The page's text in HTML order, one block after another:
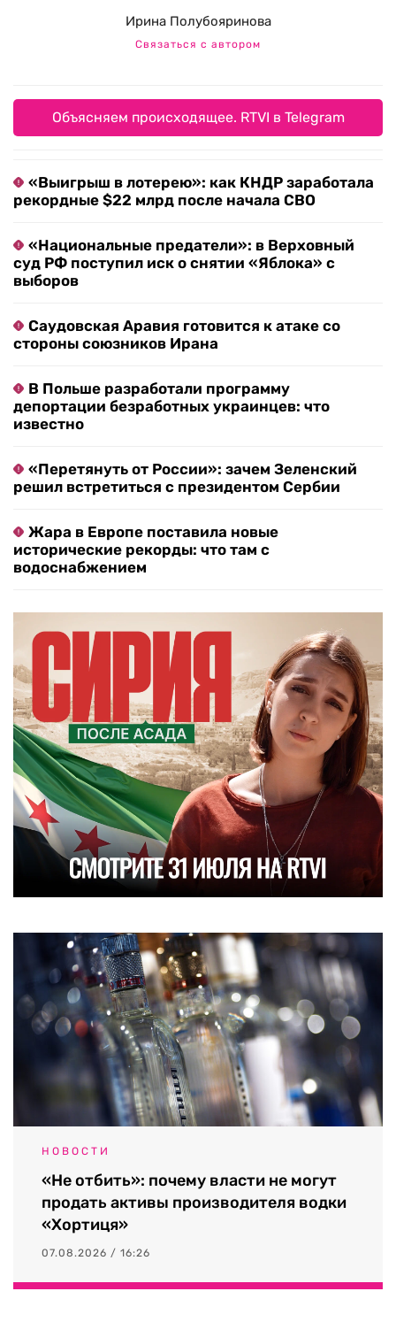
Ирина Полубояринова
Связаться с автором
Объясняем происходящее. RTVI в Telegram
«Выигрыш в лотерею»: как КНДР заработала
рекордные $22 млрд после начала СВО
«Национальные предатели»: в Верховный
суд РФ поступил иск о снятии «Яблока» с
выборов
Саудовская Аравия готовится к атаке со
стороны союзников Ирана
В Польше разработали программу
депортации безработных украинцев: что
известно
«Перетянуть от России»: зачем Зеленский
решил встретиться с президентом Сербии
Жара в Европе поставила новые
исторические рекорды: что там с
водоснабжением
НОВОСТИ
«Не отбить»: почему власти не могут
продать активы производителя водки
«Хортиця»
07.08.2026 / 16:26